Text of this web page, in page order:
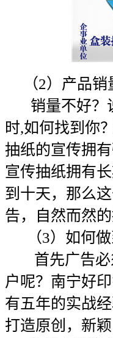
（2）产品销
销量不好？
时,如何找到你
抽纸的宣传拥
宣传抽纸拥有
到十天，那么
告，自然而然
（3）如何做
首先广告必
户呢？南宁好
有五年的实战
打造原创，新